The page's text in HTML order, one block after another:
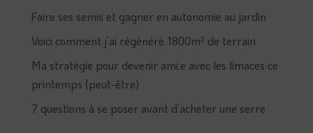
Faire ses semis et gagner en autonomie au jardin
Voici comment j’ai régénéré 1800m² de terrain
Ma stratégie pour devenir ami.e avec les limaces ce
printemps (peut-être)
7 questions à se poser avant d’acheter une serre